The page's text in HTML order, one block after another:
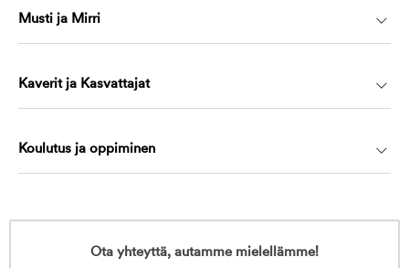
Musti ja Mirri
Kaverit ja Kasvattajat
Koulutus ja oppiminen
Ota yhteyttä, autamme mielellämme!